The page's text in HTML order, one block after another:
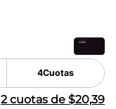
4Cuotas
2cuotas de $20,39